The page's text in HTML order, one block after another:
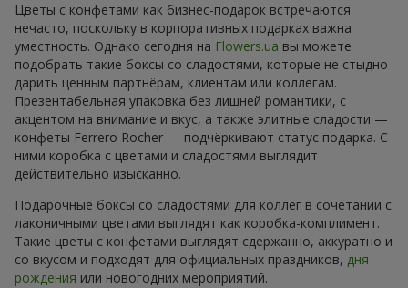
Цветы с конфетами как бизнес-подарок встречаются
нечасто, поскольку в корпоративных подарках важна
уместность. Однако сегодня на Flowers.ua вы можете
подобрать такие боксы со сладостями, которые не стыдно
дарить ценным партнёрам, клиентам или коллегам.
Презентабельная упаковка без лишней романтики, с
акцентом на внимание и вкус, а также элитные сладости —
конфеты Ferrero Rocher — подчёркивают статус подарка. С
ними коробка с цветами и сладостями выглядит
действительно изысканно.
Подарочные боксы со сладостями для коллег в сочетании с
лаконичными цветами выглядят как коробка-комплимент.
Такие цветы с конфетами выглядят сдержанно, аккуратно и
со вкусом и подходят для официальных праздников, дня
рождения или новогодних мероприятий.